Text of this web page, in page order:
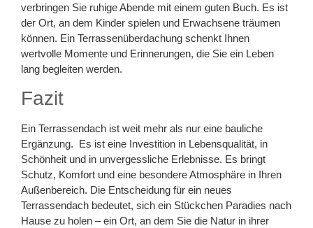
verbringen Sie ruhige Abende mit einem guten Buch. Es ist
der Ort, an dem Kinder spielen und Erwachsene träumen
können. Ein Terrassenüberdachung schenkt Ihnen
wertvolle Momente und Erinnerungen, die Sie ein Leben
lang begleiten werden.
Fazit
Ein Terrassendach ist weit mehr als nur eine bauliche
Ergänzung. Es ist eine Investition in Lebensqualität, in
Schönheit und in unvergessliche Erlebnisse. Es bringt
Schutz, Komfort und eine besondere Atmosphäre in Ihren
Außenbereich. Die Entscheidung für ein neues
Terrassendach bedeutet, sich ein Stückchen Paradies nach
Hause zu holen – ein Ort, an dem Sie die Natur in ihrer